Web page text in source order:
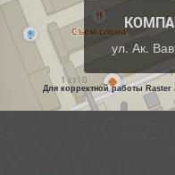
ул. Ак.
Для корректной работы